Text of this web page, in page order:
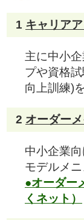
1 キャリア
主に中小
プや資格
向上訓練)
2 オーダー
中小企業
モデルメ
●オーダー
くネット）